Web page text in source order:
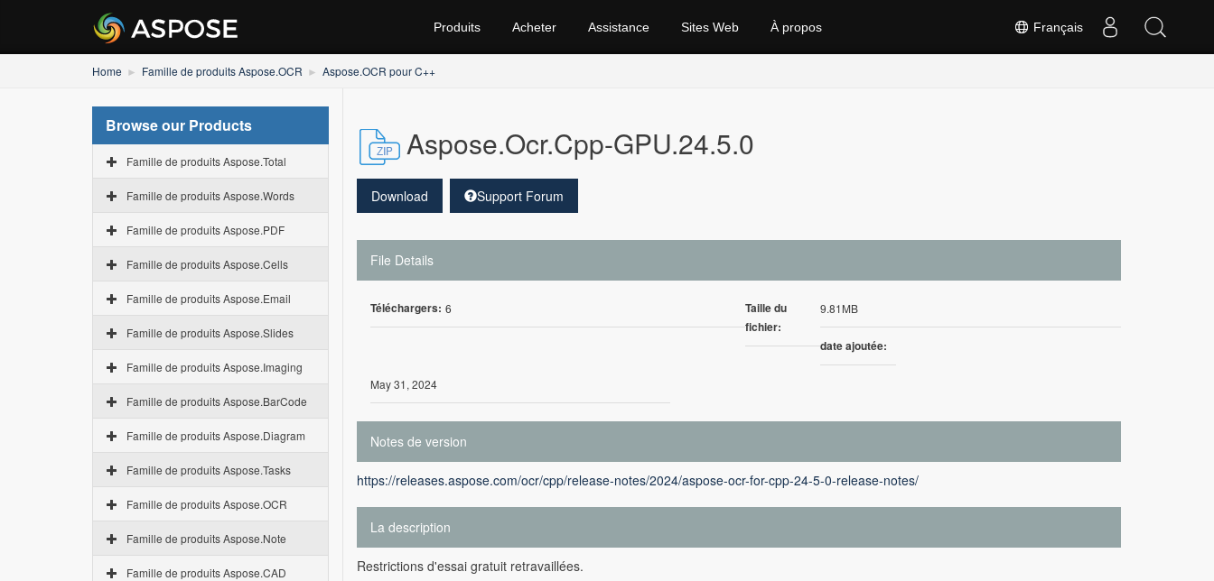
Français
Produits Acheter Assistance Sites Web À propos
Home Famille de produits Aspose.OCR Aspose.OCR pour C++
Browse our Products
Famille de produits Aspose.Total
Famille de produits Aspose.Words
Famille de produits Aspose.PDF
Famille de produits Aspose.Cells
Famille de produits Aspose.Email
Famille de produits Aspose.Slides
Famille de produits Aspose.Imaging
Famille de produits Aspose.BarCode
Famille de produits Aspose.Diagram
Famille de produits Aspose.Tasks
Famille de produits Aspose.OCR
Famille de produits Aspose.Note
Famille de produits Aspose.CAD
Aspose.Ocr.Cpp-GPU.24.5.0
Download Support Forum
File Details
Téléchargers: 6
Taille du
fichier:
9.81MB
date ajoutée:
May 31, 2024
Notes de version
https://releases.aspose.com/ocr/cpp/release-notes/2024/aspose-ocr-for-cpp-24-5-0-release-notes/
La description
Restrictions d'essai gratuit retravaillées.